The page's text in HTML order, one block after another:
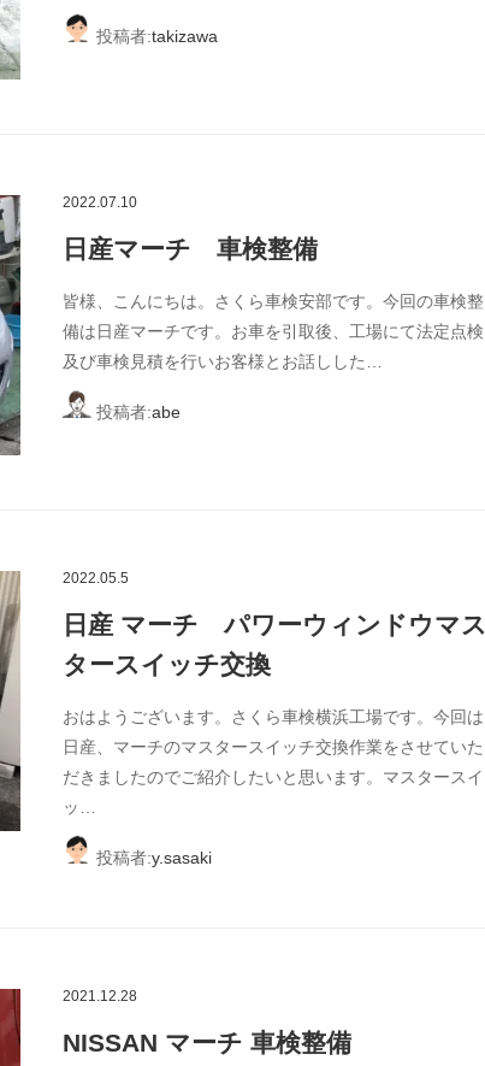
投稿者:takizawa
2022.07.10
日産マーチ 車検整備
皆様、こんにちは。さくら車検安部です。今回の車検整
備は日産マーチです。お車を引取後、工場にて法定点検
及び車検見積を行いお客様とお話しした…
投稿者:abe
2022.05.5
日産 マーチ パワーウィンドウマス
タースイッチ交換
おはようございます。さくら車検横浜工場です。今回は
日産、マーチのマスタースイッチ交換作業をさせていた
だきましたのでご紹介したいと思います。マスタースイ
ッ…
投稿者:y.sasaki
2021.12.28
NISSAN マーチ 車検整備